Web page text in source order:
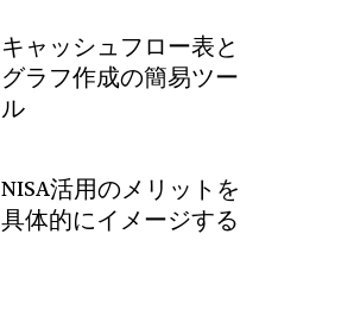
キャッシュフロー表と
グラフ作成の簡易ツー
ル
NISA活用のメリットを
具体的にイメージする